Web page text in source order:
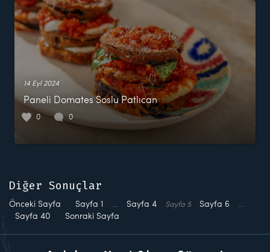
14 Eyl 2024
Paneli Domates Soslu Patlıcan
0 0
Diğer Sonuçlar
Önceki Sayfa Sayfa 1 … Sayfa 4 Sayfa 5 Sayfa 6
…
Sayfa 40 Sonraki Sayfa